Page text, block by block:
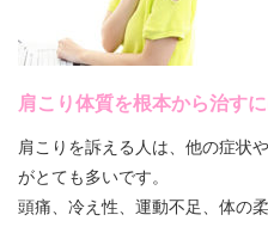
肩こり体質を根本から治すに
肩こりを訴える人は、他の症状
がとても多いです。
頭痛、冷え性、運動不足、体の